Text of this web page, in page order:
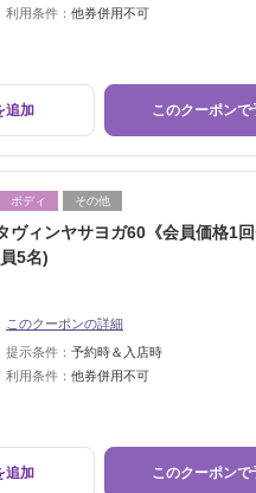
利用条件： 他券併用不可
追加 このクーポンで
ボディ その他
ヴィンヤサヨガ60《会員価格1
5名)
このクーポンの詳細
提示条件： 予約時＆入店時
利用条件： 他券併用不可
追加 このクーポンで